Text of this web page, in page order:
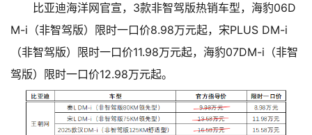
比亚迪海洋网官宣，3款非智驾版热销车型，海豹06D
M-i（非智驾版）限时一口价8.98万元起，宋PLUS DM-i
（非智驾版）限时一口价11.98万元起，海豹07DM-i（非智
驾版）限时一口价12.98万元起。